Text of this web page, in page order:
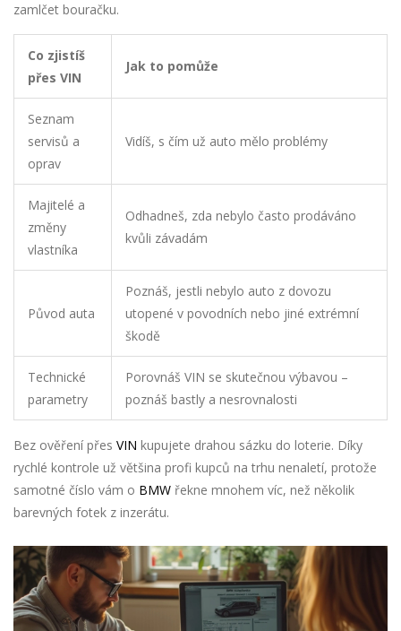
zamlčet bouračku.
Co zjistíš
přes VIN
Jak to pomůže
Seznam
servisů a
oprav
Vidíš, s čím už auto mělo problémy
Majitelé a
změny
vlastníka
Odhadneš, zda nebylo často prodáváno
kvůli závadám
Původ auta
Poznáš, jestli nebylo auto z dovozu
utopené v povodních nebo jiné extrémní
škodě
Technické
parametry
Porovnáš VIN se skutečnou výbavou –
poznáš bastly a nesrovnalosti
Bez ověření přes VIN kupujete drahou sázku do loterie. Díky
rychlé kontrole už většina profi kupců na trhu nenaletí, protože
samotné číslo vám o BMW řekne mnohem víc, než několik
barevných fotek z inzerátu.